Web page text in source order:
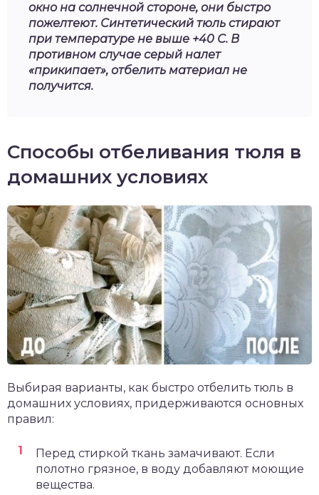
окно на солнечной стороне, они быстро
пожелтеют. Синтетический тюль стирают
при температуре не выше +40 С. В
противном случае серый налет
«прикипает», отбелить материал не
получится.
Способы отбеливания тюля в
домашних условиях
Выбирая варианты, как быстро отбелить тюль в
домашних условиях, придерживаются основных
правил:
Перед стиркой ткань замачивают. Если
полотно грязное, в воду добавляют моющие
вещества.